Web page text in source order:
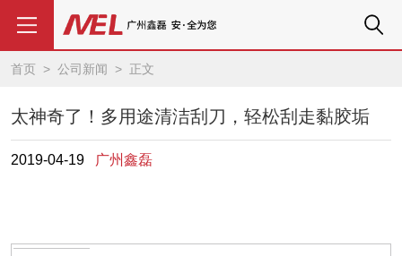
首页 > 公司新闻 > 正文
太神奇了！多用途清洁刮刀，轻松刮走黏胶垢
2019-04-19 广州鑫磊